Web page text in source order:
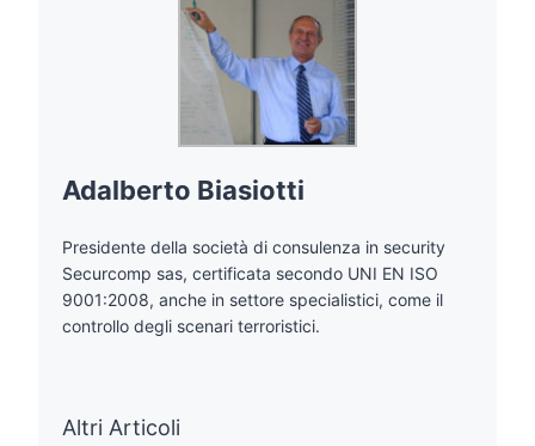
Adalberto Biasiotti
Presidente della società di consulenza in security
Securcomp sas, certificata secondo UNI EN ISO
9001:2008, anche in settore specialistici, come il
controllo degli scenari terroristici.
Altri Articoli